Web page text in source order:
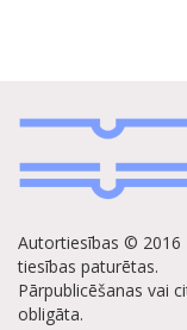
Autortiesības © 2016
tiesības paturētas.
Pārpublicēšanas vai
obligāta.